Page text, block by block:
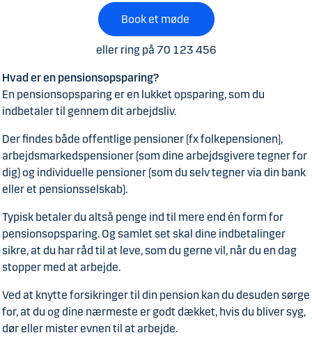
Book et møde
eller ring på 70 123 456
Hvad er en pensionsopsparing?
En pensionsopsparing er en lukket opsparing, som du
indbetaler til gennem dit arbejdsliv.
Der findes både offentlige pensioner (fx folkepensionen),
arbejdsmarkedspensioner (som dine arbejdsgivere tegner for
dig) og individuelle pensioner (som du selv tegner via din bank
eller et pensionsselskab).
Typisk betaler du altså penge ind til mere end én form for
pensionsopsparing. Og samlet set skal dine indbetalinger
sikre, at du har råd til at leve, som du gerne vil, når du en dag
stopper med at arbejde.
Ved at knytte forsikringer til din pension kan du desuden sørge
for, at du og dine nærmeste er godt dækket, hvis du bliver syg,
dør eller mister evnen til at arbejde.